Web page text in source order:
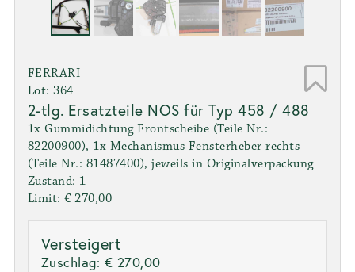
FERRARI
Lot: 364
2-tlg. Ersatzteile NOS für Typ 458 / 488
1x Gummidichtung Frontscheibe (Teile Nr.:
82200900), 1x Mechanismus Fensterheber rechts
(Teile Nr.: 81487400), jeweils in Originalverpackung
Zustand: 1
Limit: € 270,00
Versteigert
Zuschlag: € 270,00